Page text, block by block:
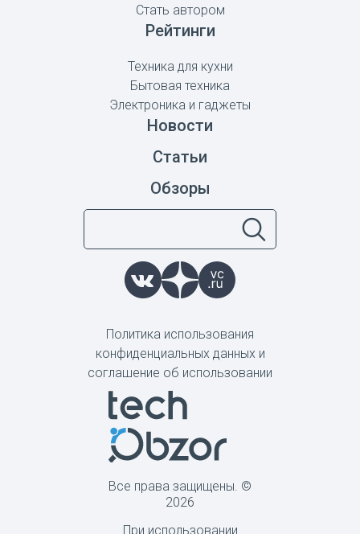
Все права защищены. ©
2026
При использовании
Стать автором
Рейтинги
Техника для кухни
Бытовая техника
Электроника и гаджеты
Новости
Статьи
Обзоры
Политика использования
конфиденциальных данных и
соглашение об использовании